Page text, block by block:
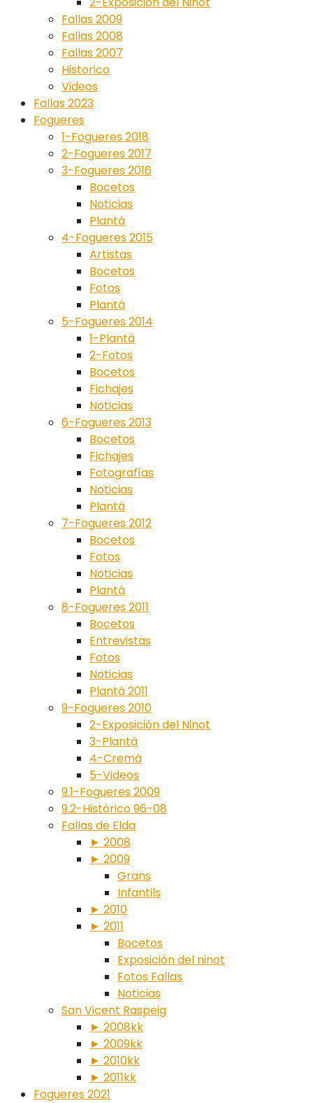
Fallas 2009
Fallas 2008
Fallas 2007
Historico
Videos
Fallas 2023
Fogueres
1-Fogueres 2018
2-Fogueres 2017
3-Fogueres 2016
Bocetos
Noticias
Plantà
4-Fogueres 2015
Artistas
Bocetos
Fotos
Plantà
5-Fogueres 2014
1-Plantà
2-Fotos
Bocetos
Fichajes
Noticias
6-Fogueres 2013
Bocetos
Fichajes
Fotografías
Noticias
Plantà
7-Fogueres 2012
Bocetos
Fotos
Noticias
Plantà
8-Fogueres 2011
Bocetos
Entrevistas
Fotos
Noticias
Plantà 2011
9-Fogueres 2010
2-Exposición del Ninot
3-Plantà
4-Cremà
5-Videos
9.1-Fogueres 2009
9.2-Histórico 96-08
Fallas de Elda
► 2008
► 2009
Grans
Infantils
► 2010
► 2011
Bocetos
Exposición del ninot
Fotos Fallas
Noticias
San Vicent Raspeig
► 2008kk
► 2009kk
► 2010kk
► 2011kk
Fogueres 2021